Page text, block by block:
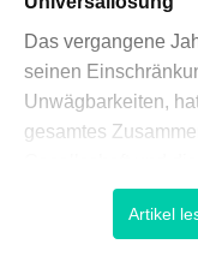
Das vergangene
seinen
Unwägbarkeiten,
gesamtes
wie wir
grundlegendArtikel